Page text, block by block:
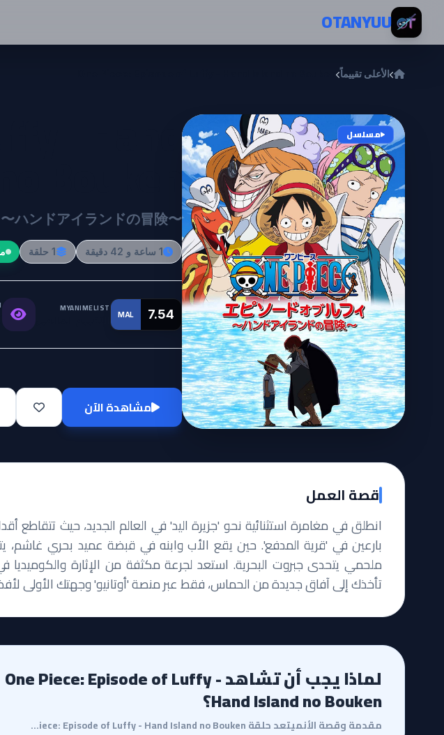
تخطي إلى المحتوىOTANYUU
الأعلى تقييماً
مسلسل
ハンドアイランドの冒険〜
1 ساعة و 42 دقيقة 1 حلقة
MAL 7.54
MYANIMELIST
مشاهدة الآن
قصة العمل
انطلق في مغامرة استثنائية نحو 'جزيرة اليد' في العالم الجديد، حيث تتقاطع
بارعين في 'قرية المدفع'. حين يقع الأب وابنه في قبضة عميد بحري غاشم،
ملحمي يتحدى جبروت البحرية. استعد لجرعة مكثفة من الإثارة والكوميديا
تأخذك إلى آفاق جديدة من الحماس، فقط عبر منصة 'أوتانيو' وجهتك الأولى
لماذا يجب أن تشاهد One Piece: Episode of Luffy -
Hand Island no Bouken؟
مقدمة وقصة الأنميتعد حلقة One Piece: Episode of Luffy - Hand Island no Bouken واحدة من الإضافات الجا...